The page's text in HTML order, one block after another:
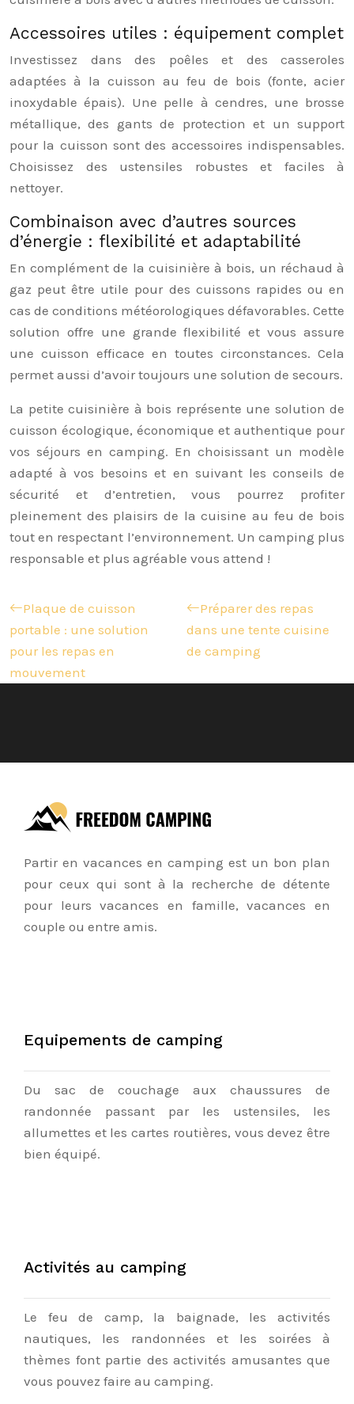
Accessoires utiles : équipement complet
Investissez dans des poêles et des casseroles
adaptées à la cuisson au feu de bois (fonte, acier
inoxydable épais). Une pelle à cendres, une brosse
métallique, des gants de protection et un support
pour la cuisson sont des accessoires indispensables.
Choisissez des ustensiles robustes et faciles à
nettoyer.
Combinaison avec d’autres sources
d’énergie : flexibilité et adaptabilité
En complément de la cuisinière à bois, un réchaud à
gaz peut être utile pour des cuissons rapides ou en
cas de conditions météorologiques défavorables. Cette
solution offre une grande flexibilité et vous assure
une cuisson efficace en toutes circonstances. Cela
permet aussi d’avoir toujours une solution de secours.
La petite cuisinière à bois représente une solution de
cuisson écologique, économique et authentique pour
vos séjours en camping. En choisissant un modèle
adapté à vos besoins et en suivant les conseils de
sécurité et d’entretien, vous pourrez profiter
pleinement des plaisirs de la cuisine au feu de bois
tout en respectant l’environnement. Un camping plus
responsable et plus agréable vous attend !
Plaque de cuisson
portable : une solution
pour les repas en
mouvement
Préparer des repas
dans une tente cuisine
de camping
Partir en vacances en camping est un bon plan
pour ceux qui sont à la recherche de détente
pour leurs vacances en famille, vacances en
couple ou entre amis.
Equipements de camping
Du sac de couchage aux chaussures de
randonnée passant par les ustensiles, les
allumettes et les cartes routières, vous devez être
bien équipé.
Activités au camping
Le feu de camp, la baignade, les activités
nautiques, les randonnées et les soirées à
thèmes font partie des activités amusantes que
vous pouvez faire au camping.